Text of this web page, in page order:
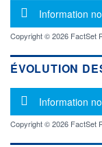
Message
Information
Copyright © 2026 FactSet
ÉVOLUTION
Message
Information
Copyright © 2026 FactSet